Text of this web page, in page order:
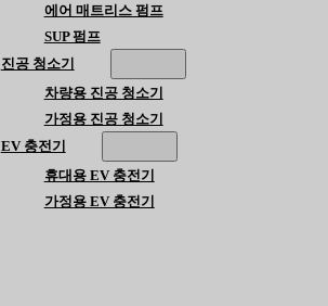
에어 매트리스 펌프
SUP 펌프
진공 청소기
차량용 진공 청소기
가정용 진공 청소기
EV 충전기
휴대용 EV 충전기
가정용 EV 충전기